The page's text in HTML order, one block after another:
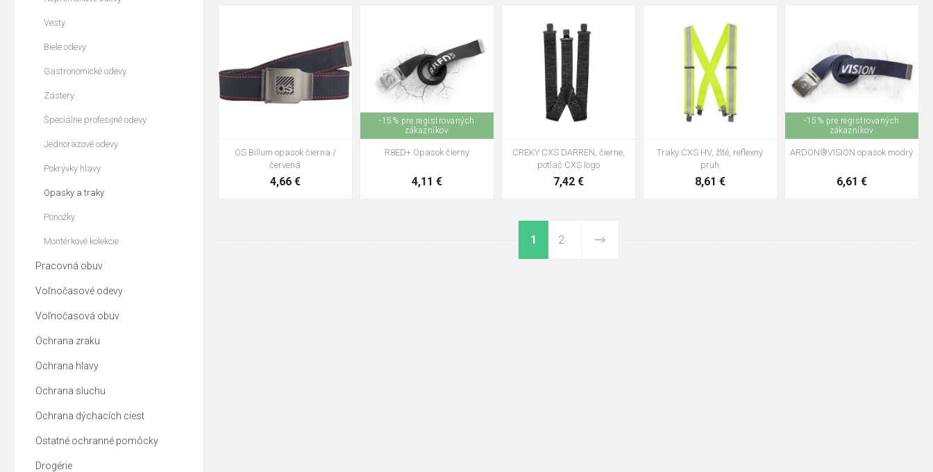
OS Billum opasok čierna /
červená
4,66 €
-15% pre registrovaných
zákazníkov
R8ED+ Opasok čierny
4,11 €
CREKY CXS DARREN, čierne,
potlač CXS logo
7,42 €
Traky CXS HV, žlté, reflexný
pruh
8,61 €
-15% pre registrovaných
zákazníkov
ARDON®VISION opasok modrý
6,61 €
1 2
Vesty
Biele odevy
Gastronomické odevy
Zástery
Špeciálne profesijné odevy
Jednorazové odevy
Pokrývky hlavy
Opasky a traky
Ponožky
Montérkové kolekcie
Pracovná obuv
Voľnočasové odevy
Voľnočasová obuv
Ochrana zraku
Ochrana hlavy
Ochrana sluchu
Ochrana dýchacích ciest
Ostatné ochranné pomôcky
Drogérie